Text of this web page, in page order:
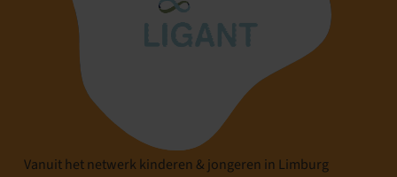
Vanuit het netwerk kinderen & jongeren in Limburg